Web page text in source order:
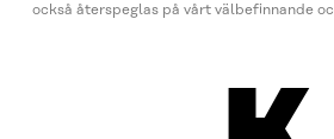
också återspeglas på vårt välbefinnande